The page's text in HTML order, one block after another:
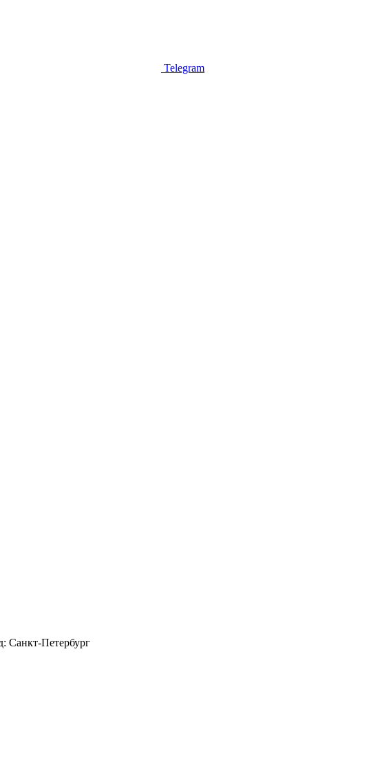
Telegram
Санкт-Петербург